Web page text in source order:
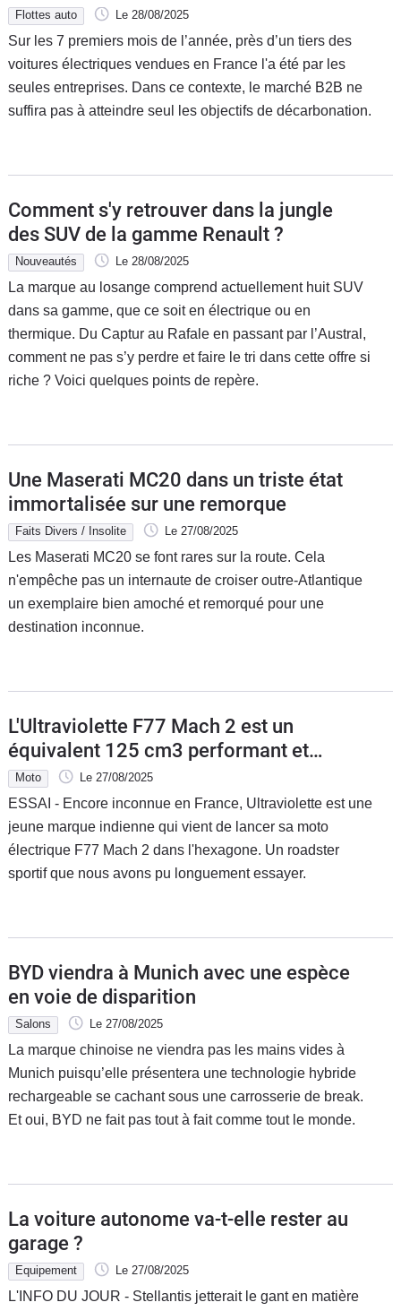
longtemps ?
Flottes auto Le 28/08/2025
Sur les 7 premiers mois de l’année, près d’un tiers des
voitures électriques vendues en France l'a été par les
seules entreprises. Dans ce contexte, le marché B2B ne
suffira pas à atteindre seul les objectifs de décarbonation.
Comment s'y retrouver dans la jungle
des SUV de la gamme Renault ?
Nouveautés Le 28/08/2025
La marque au losange comprend actuellement huit SUV
dans sa gamme, que ce soit en électrique ou en
thermique. Du Captur au Rafale en passant par l’Austral,
comment ne pas s’y perdre et faire le tri dans cette offre si
riche ? Voici quelques points de repère.
Une Maserati MC20 dans un triste état
immortalisée sur une remorque
Faits Divers / Insolite Le 27/08/2025
Les Maserati MC20 se font rares sur la route. Cela
n'empêche pas un internaute de croiser outre-Atlantique
un exemplaire bien amoché et remorqué pour une
destination inconnue.
L'Ultraviolette F77 Mach 2 est un
équivalent 125 cm3 performant et
presque abordable
Moto Le 27/08/2025
ESSAI - Encore inconnue en France, Ultraviolette est une
jeune marque indienne qui vient de lancer sa moto
électrique F77 Mach 2 dans l'hexagone. Un roadster
sportif que nous avons pu longuement essayer.
BYD viendra à Munich avec une espèce
en voie de disparition
Salons Le 27/08/2025
La marque chinoise ne viendra pas les mains vides à
Munich puisqu’elle présentera une technologie hybride
rechargeable se cachant sous une carrosserie de break.
Et oui, BYD ne fait pas tout à fait comme tout le monde.
La voiture autonome va-t-elle rester au
garage ?
Equipement Le 27/08/2025
L'INFO DU JOUR - Stellantis jetterait le gant en matière